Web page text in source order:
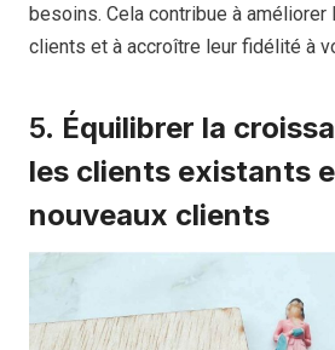
besoins. Cela contribue à
clients et à accroître leur fidélité à
5. Équilibrer la
les clients existants
nouveaux clients